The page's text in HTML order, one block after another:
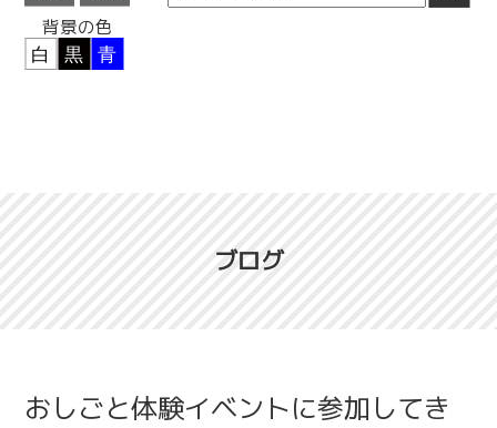
背景の色
ブログ
おしごと体験イベントに参加してき